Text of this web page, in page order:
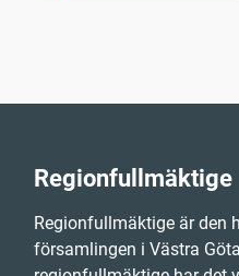
Regionfullmäktige
Regionfullmäktige är den
församlingen i Västra